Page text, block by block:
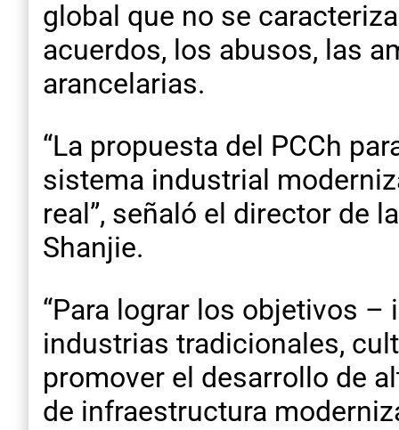
global que no se
acuerdos, los abusos, las
arancelarias.
“La propuesta del PCCh
sistema industrial
real”, señaló el director de
Shanjie.
“Para lograr los objetivos
industrias tradicionales,
promover el desarrollo de
de infraestructura